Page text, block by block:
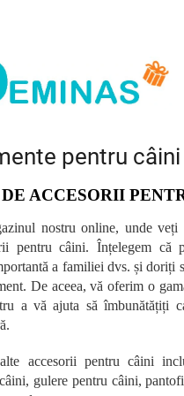
pentru câini
ACCESORII
nostru online, unde veți
pentru câini. Înțelegem că
a familiei dvs. și doriți
De aceea, vă oferim o
a vă ajuta să îmbunătățiți
accesorii pentru câini
gulere pentru câini,